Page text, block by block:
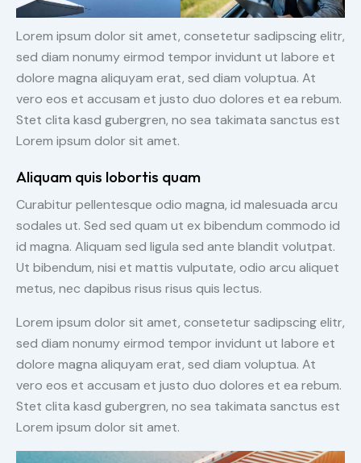
Lorem ipsum dolor sit amet, consetetur sadipscing elitr,
sed diam nonumy eirmod tempor invidunt ut labore et
dolore magna aliquyam erat, sed diam voluptua. At
vero eos et accusam et justo duo dolores et ea rebum.
Stet clita kasd gubergren, no sea takimata sanctus est
Lorem ipsum dolor sit amet.
Aliquam quis lobortis quam
Curabitur pellentesque odio magna, id malesuada arcu
sodales ut. Sed sed quam ut ex bibendum commodo id
id magna. Aliquam sed ligula sed ante blandit volutpat.
Ut bibendum, nisi et mattis vulputate, odio arcu aliquet
metus, nec dapibus risus risus quis lectus.
Lorem ipsum dolor sit amet, consetetur sadipscing elitr,
sed diam nonumy eirmod tempor invidunt ut labore et
dolore magna aliquyam erat, sed diam voluptua. At
vero eos et accusam et justo duo dolores et ea rebum.
Stet clita kasd gubergren, no sea takimata sanctus est
Lorem ipsum dolor sit amet.